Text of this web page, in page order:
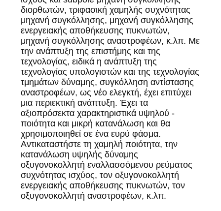
διορθωτών, τριφασική χαμηλής συχνότητας
μηχανή συγκόλλησης, μηχανή συγκόλλησης
ενεργειακής αποθήκευσης πυκνωτών,
μηχανή συγκόλλησης αναστροφέων, κ.λπ. Με
την ανάπτυξη της επιστήμης και της
τεχνολογίας, ειδικά η ανάπτυξη της
τεχνολογίας υπολογιστών και της τεχνολογίας
τμημάτων δύναμης, συγκόλληση αντίστασης
αναστροφέων, ως νέο ελεγκτή, έχει επιτύχει
μια περιεκτική ανάπτυξη. Έχει τα
αξιοπρόσεκτα χαρακτηριστικά υψηλού -
ποιότητα και μικρή κατανάλωση και θα
χρησιμοποιηθεί σε ένα ευρύ φάσμα.
Αντικαταστήστε τη χαμηλή ποιότητα, την
κατανάλωση υψηλής δύναμης
οξυγονοκολλητή εναλλασσόμενου ρεύματος
συχνότητας ισχύος, τον οξυγονοκολλητή
ενεργειακής αποθήκευσης πυκνωτών, τον
οξυγονοκολλητή αναστροφέων, κ.λπ.